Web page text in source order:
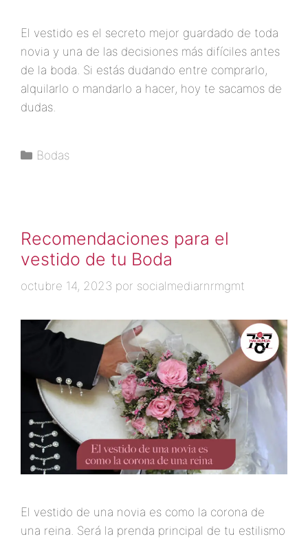
El vestido es el secreto mejor guardado de toda
novia y una de las decisiones más difíciles antes
de la boda. Si estás dudando entre comprarlo,
alquilarlo o mandarlo a hacer, hoy te sacamos de
dudas.
Bodas
Recomendaciones para el
vestido de tu Boda
octubre 14, 2023 por socialmediarnrmgmt
El vestido de una novia es como la corona de
una reina. Será la prenda principal de tu estilismo